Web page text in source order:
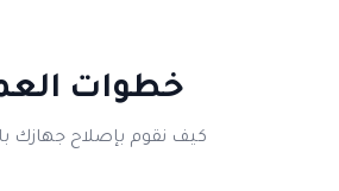
خطوات
كيف نقوم بإصلاح جهازك